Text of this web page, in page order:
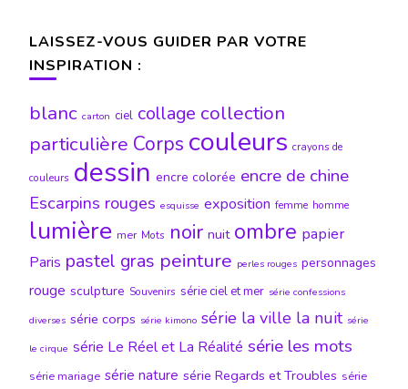
LAISSEZ-VOUS GUIDER PAR VOTRE
INSPIRATION :
blanc carton ciel collage collection
particulière Corps couleurs crayons de
couleurs dessin encre colorée encre de chine
Escarpins rouges esquisse exposition femme homme
lumière mer Mots noir nuit ombre papier
Paris pastel gras peinture perles rouges personnages
rouge sculpture Souvenirs série ciel et mer série confessions
diverses série corps série kimono série la ville la nuit série
le cirque série Le Réel et La Réalité série les mots
série mariage série nature série Regards et Troubles série